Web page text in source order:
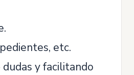
etc.
y facilitando